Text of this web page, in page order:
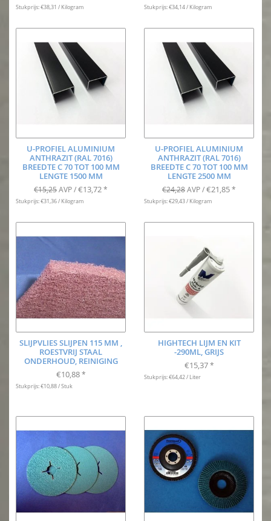
Stukprijs: €38,31 / Kilogram Stukprijs: €34,14 / Kilogram
U-PROFIEL ALUMINIUM
ANTHRAZIT (RAL 7016)
BREEDTE C 70 TOT 100 MM
LENGTE 1500 MM
€15,25 AVP / €13,72 *
Stukprijs: €31,36 / Kilogram
U-PROFIEL ALUMINIUM
ANTHRAZIT (RAL 7016)
BREEDTE C 70 TOT 100 MM
LENGTE 2500 MM
€24,28 AVP / €21,85 *
Stukprijs: €29,43 / Kilogram
SLIJPVLIES SLIJPEN 115 MM ,
ROESTVRIJ STAAL
ONDERHOUD, REINIGING
€10,88 *
Stukprijs: €10,88 / Stuk
HIGHTECH LIJM EN KIT
-290ML, GRIJS
€15,37 *
Stukprijs: €64,42 / Liter